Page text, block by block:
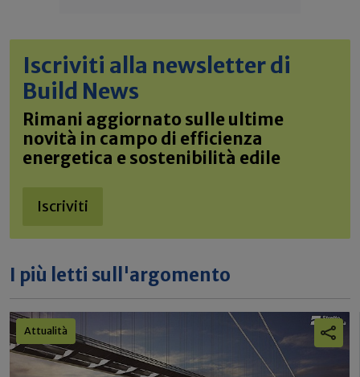
Iscriviti alla newsletter di
Build News
Rimani aggiornato sulle ultime
novità in campo di efficienza
energetica e sostenibilità edile
Iscriviti
I più letti sull'argomento
Attualità